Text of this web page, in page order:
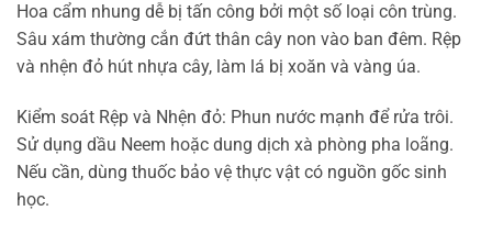
Hoa cẩm nhung dễ bị tấn công bởi một số loại côn trùng.
Sâu xám thường cắn đứt thân cây non vào ban đêm. Rệp
và nhện đỏ hút nhựa cây, làm lá bị xoăn và vàng úa.
Kiểm soát Rệp và Nhện đỏ: Phun nước mạnh để rửa trôi.
Sử dụng dầu Neem hoặc dung dịch xà phòng pha loãng.
Nếu cần, dùng thuốc bảo vệ thực vật có nguồn gốc sinh
học.